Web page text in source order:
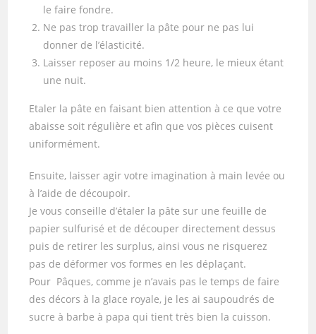
le faire fondre.
Ne pas trop travailler la pâte pour ne pas lui
donner de l’élasticité.
Laisser reposer au moins 1/2 heure, le mieux étant
une nuit.
Etaler la pâte en faisant bien attention à ce que votre
abaisse soit régulière et afin que vos pièces cuisent
uniformément.
Ensuite, laisser agir votre imagination à main levée ou
à l’aide de découpoir.
Je vous conseille d’étaler la pâte sur une feuille de
papier sulfurisé et de découper directement dessus
puis de retirer les surplus, ainsi vous ne risquerez
pas de déformer vos formes en les déplaçant.
Pour Pâques, comme je n’avais pas le temps de faire
des décors à la glace royale, je les ai saupoudrés de
sucre à barbe à papa qui tient très bien la cuisson.